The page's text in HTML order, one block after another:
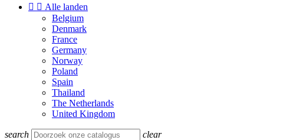
  Alle landen
Belgium
Denmark
France
Germany
Norway
Poland
Spain
Thailand
The Netherlands
United Kingdom
search clear